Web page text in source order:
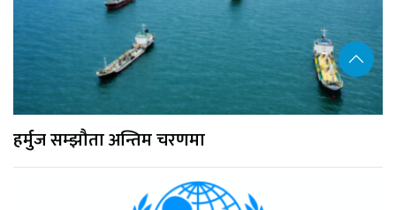
हर्मुज सम्झौता अन्तिम चरणमा